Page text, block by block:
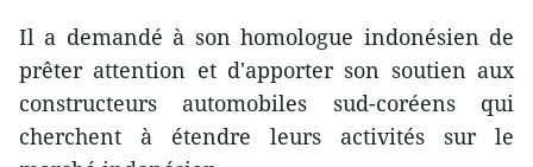
Il a demandé à son homologue indonésien de
prêter attention et d'apporter son soutien aux
constructeurs automobiles sud-coréens qui
cherchent à étendre leurs activités sur le